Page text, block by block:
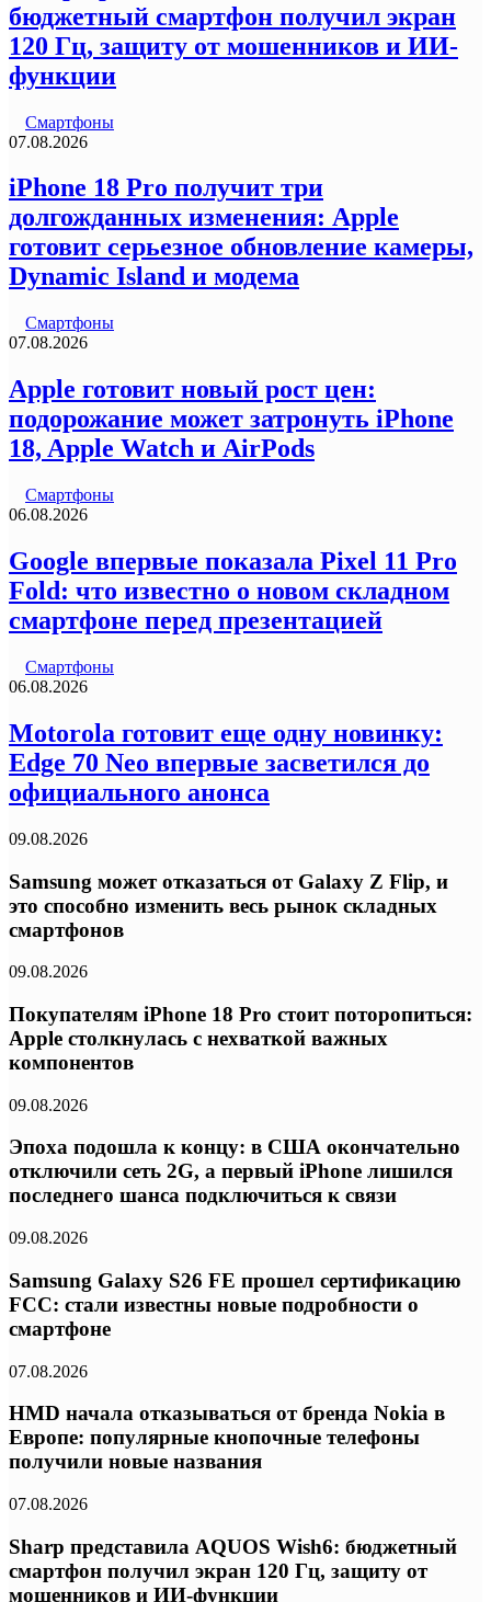
бюджетный смартфон получил экран
120 Гц, защиту от мошенников и ИИ-
функции
Смартфоны
07.08.2026
iPhone 18 Pro получит три
долгожданных изменения: Apple
готовит серьезное обновление камеры,
Dynamic Island и модема
Смартфоны
07.08.2026
Apple готовит новый рост цен:
подорожание может затронуть iPhone
18, Apple Watch и AirPods
Смартфоны
06.08.2026
Google впервые показала Pixel 11 Pro
Fold: что известно о новом складном
смартфоне перед презентацией
Смартфоны
06.08.2026
Motorola готовит еще одну новинку:
Edge 70 Neo впервые засветился до
официального анонса
09.08.2026
Samsung может отказаться от Galaxy Z Flip, и
это способно изменить весь рынок складных
смартфонов
09.08.2026
Покупателям iPhone 18 Pro стоит поторопиться:
Apple столкнулась с нехваткой важных
компонентов
09.08.2026
Эпоха подошла к концу: в США окончательно
отключили сеть 2G, а первый iPhone лишился
последнего шанса подключиться к связи
09.08.2026
Samsung Galaxy S26 FE прошел сертификацию
FCC: стали известны новые подробности о
смартфоне
07.08.2026
HMD начала отказываться от бренда Nokia в
Европе: популярные кнопочные телефоны
получили новые названия
07.08.2026
Sharp представила AQUOS Wish6: бюджетный
смартфон получил экран 120 Гц, защиту от
мошенников и ИИ-функции